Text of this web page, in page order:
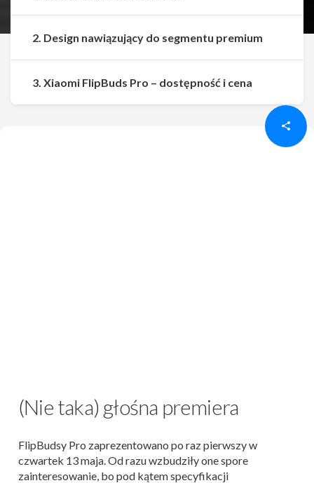
Udostępnij Udostępnij
(Nie taka) głośna premiera
FlipBudsy Pro zaprezentowano po raz pierwszy w
czwartek 13 maja. Od razu wzbudziły one spore
zainteresowanie, bo pod kątem specyfikacji
2. Design nawiązujący do segmentu premium
3. Xiaomi FlipBuds Pro – dostępność i cena